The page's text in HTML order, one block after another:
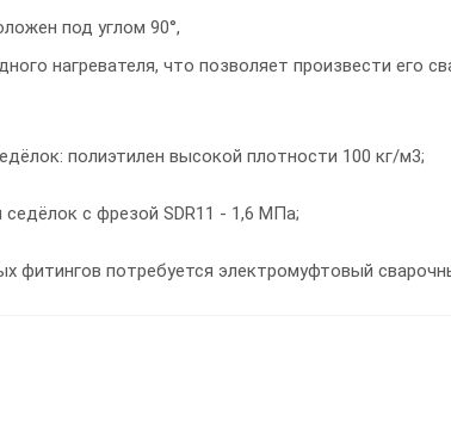
под углом 90°,
нагревателя, что позволяет произвести его
полиэтилен высокой плотности 100 кг/м3;
с фрезой SDR11 - 1,6 МПа;
фитингов потребуется электромуфтовый